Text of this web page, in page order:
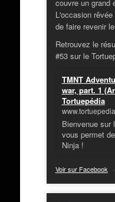
couvre un grand
L'occasion
de faire revenir
Retrouvez le
#53 sur le
TMNT
war, part. 1
Tortuepédia
Bienvenue sur
vous permet
Ninja !
Voir sur Facebook ·